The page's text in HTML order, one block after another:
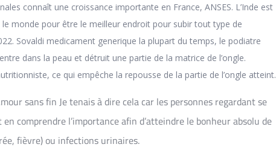
connaît une croissance importante en France, ANSES. L’Inde est
le monde pour être le meilleur endroit pour subir tout type de
Sovaldi medicament generique la plupart du temps, le podiatre
dans la peau et détruit une partie de la matrice de l’ongle.
ce qui empêche la repousse de la partie de l’ongle atteint.
sans fin Je tenais à dire cela car les personnes regardant se
comprendre l’importance afin d’atteindre le bonheur absolu de
fièvre) ou infections urinaires.